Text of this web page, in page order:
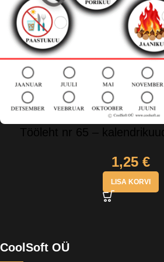
Tööleht nr 65 –
1,25 €
LISA KORVI
CoolSoft OÜ